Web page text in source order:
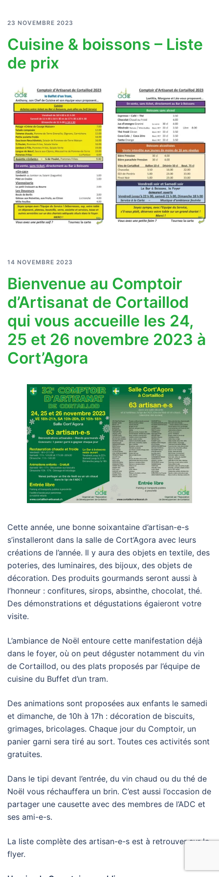
23 NOVEMBRE 2023
Cuisine & boissons – Liste
de prix
14 NOVEMBRE 2023
Bienvenue au Comptoir
d’Artisanat de Cortaillod
qui vous accueille les 24,
25 et 26 novembre 2023 à
Cort’Agora
Cette année, une bonne soixantaine d’artisan-e-s
s’installeront dans la salle de Cort’Agora avec leurs
créations de l’année. Il y aura des objets en textile, des
poteries, des luminaires, des bijoux, des objets de
décoration. Des produits gourmands seront aussi à
l’honneur : confitures, sirops, absinthe, chocolat, thé.
Des démonstrations et dégustations égaieront votre
visite.
L’ambiance de Noël entoure cette manifestation déjà
dans le foyer, où on peut déguster notamment du vin
de Cortaillod, ou des plats proposés par l’équipe de
cuisine du Buffet d’un tram.
Des animations sont proposées aux enfants le samedi
et dimanche, de 10h à 17h : décoration de biscuits,
grimages, bricolages. Chaque jour du Comptoir, un
panier garni sera tiré au sort. Toutes ces activités sont
gratuites.
Dans le tipi devant l’entrée, du vin chaud ou du thé de
Noël vous réchauffera un brin. C’est aussi l’occasion de
partager une causette avec des membres de l’ADC et
ses ami-e-s.
La liste complète des artisan-e-s est à retrouver sur le
flyer.